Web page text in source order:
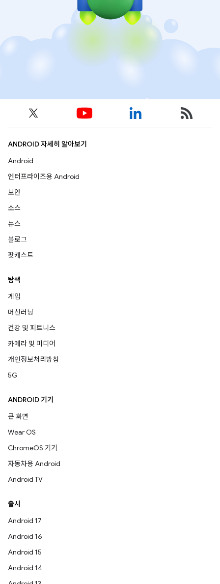
ANDROID 자세히 알아보기
Android
엔터프라이즈용 Android
보안
소스
뉴스
블로그
팟캐스트
탐색
게임
머신러닝
건강 및 피트니스
카메라 및 미디어
개인정보처리방침
5G
ANDROID 기기
큰 화면
Wear OS
ChromeOS 기기
자동차용 Android
Android TV
출시
Android 17
Android 16
Android 15
Android 14